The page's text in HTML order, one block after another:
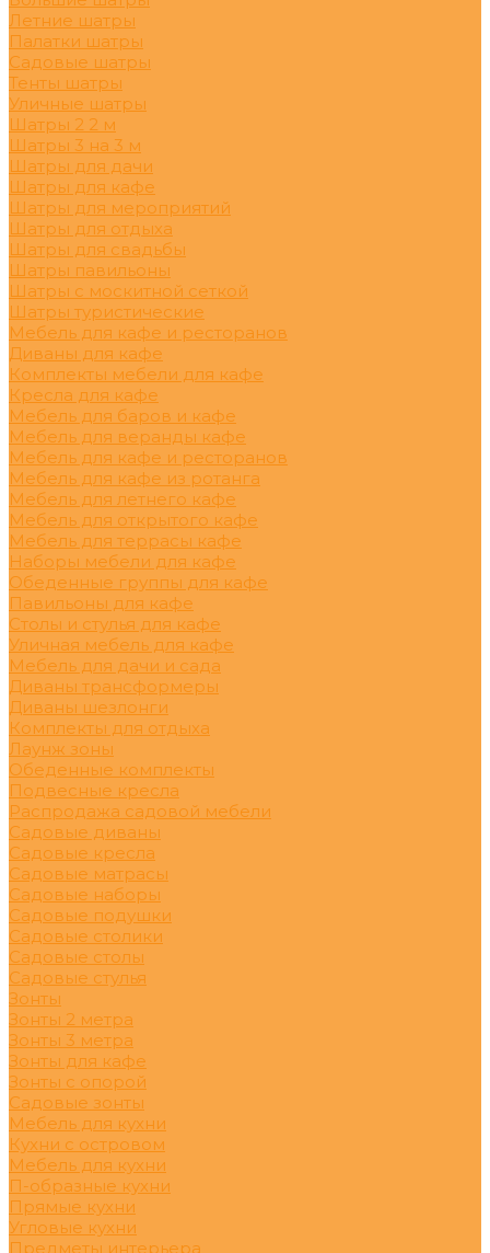
Летние шатры
Палатки шатры
Садовые шатры
Тенты шатры
Уличные шатры
Шатры 2 2 м
Шатры 3 на 3 м
Шатры для дачи
Шатры для кафе
Шатры для мероприятий
Шатры для отдыха
Шатры для свадьбы
Шатры павильоны
Шатры с москитной сеткой
Шатры туристические
Мебель для кафе и ресторанов
Диваны для кафе
Комплекты мебели для кафе
Кресла для кафе
Мебель для баров и кафе
Мебель для веранды кафе
Мебель для кафе и ресторанов
Мебель для кафе из ротанга
Мебель для летнего кафе
Мебель для открытого кафе
Мебель для террасы кафе
Наборы мебели для кафе
Обеденные группы для кафе
Павильоны для кафе
Столы и стулья для кафе
Уличная мебель для кафе
Мебель для дачи и сада
Диваны трансформеры
Диваны шезлонги
Комплекты для отдыха
Лаунж зоны
Обеденные комплекты
Подвесные кресла
Распродажа садовой мебели
Садовые диваны
Садовые кресла
Садовые матрасы
Садовые наборы
Садовые подушки
Садовые столики
Садовые столы
Садовые стулья
Зонты
Зонты 2 метра
Зонты 3 метра
Зонты для кафе
Зонты с опорой
Садовые зонты
Мебель для кухни
Кухни с островом
Мебель для кухни
П-образные кухни
Прямые кухни
Угловые кухни
Предметы интерьера